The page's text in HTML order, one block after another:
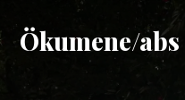
Ökumene/abs